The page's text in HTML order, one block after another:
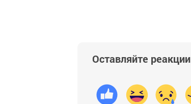
Оставляйте реакции